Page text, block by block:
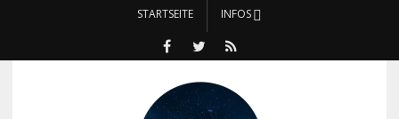
STARTSEITE INFOS